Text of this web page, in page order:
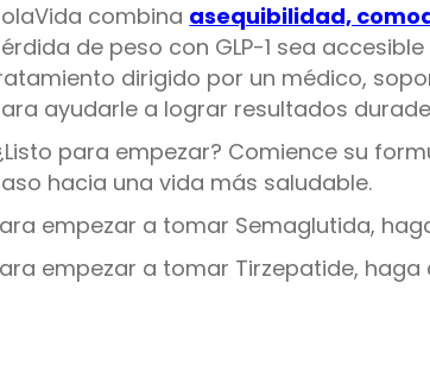
combina asequibilidad,
de peso con GLP-1 sea
dirigido por un médico,
ayudarle a lograr resultados
para empezar? Comience su
hacia una vida más saludable.
empezar a tomar Semaglutida,
empezar a tomar Tirzepatide, haga